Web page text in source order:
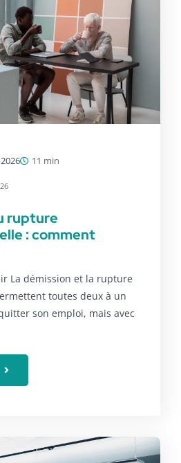
11 min
rupture
: comment
La démission et la rupture
toutes deux à un
son emploi, mais avec